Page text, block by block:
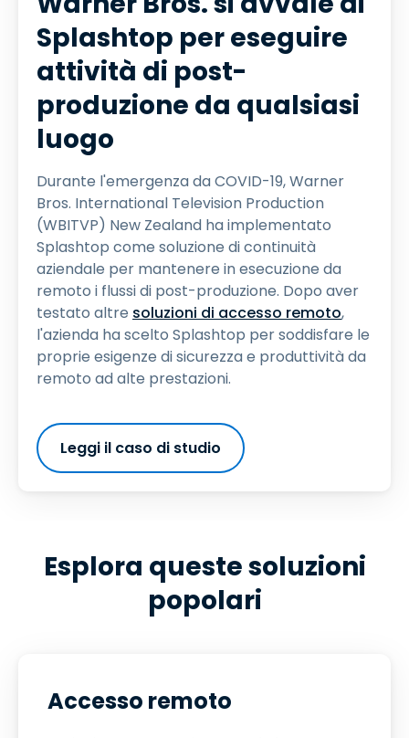
Splashtop per eseguire
attività di post-
produzione da qualsiasi
luogo
Durante l'emergenza da COVID-19, Warner
Bros. International Television Production
(WBITVP) New Zealand ha implementato
Splashtop come soluzione di continuità
aziendale per mantenere in esecuzione da
remoto i flussi di post-produzione. Dopo aver
testato altre soluzioni di accesso remoto,
l'azienda ha scelto Splashtop per soddisfare le
proprie esigenze di sicurezza e produttività da
remoto ad alte prestazioni.
Leggi il caso di studio
Esplora queste soluzioni
popolari
Accesso remoto